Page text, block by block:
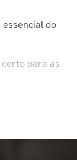
essencial do
para as